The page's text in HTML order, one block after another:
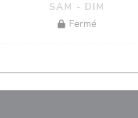
SAM - DIM
Fermé